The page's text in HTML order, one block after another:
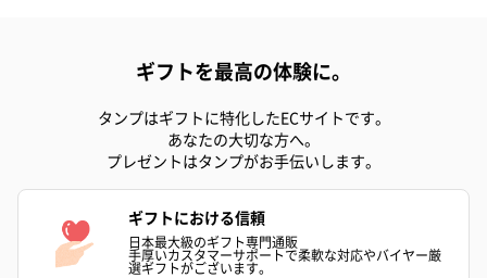
ンク）（1,760円）
ルー）（1,760円）
おつまみ・その他
お酒にぴったりのおつまみ・サプリを同梱してお届けいたしま
ギフトを最高の体験に。
タンプはギフトに特化したECサイトです。
あなたの大切な方へ。
プレゼントはタンプがお手伝いします。
ギフトにおける信頼
日本最大級のギフト専門通販
手厚いカスタマーサポートで柔軟な対応やバイヤー厳
選ギフトがございます。